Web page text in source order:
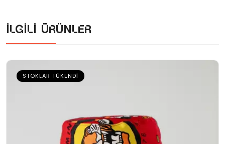
İlgili ürünler
STOKLAR TÜKENDI